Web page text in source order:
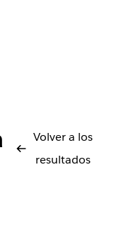
Volver a los
resultados